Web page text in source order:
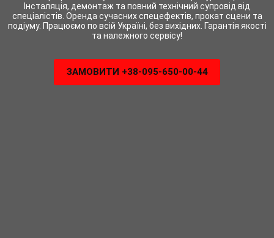
Інсталяція, демонтаж та повний технічний супровід від
спеціалістів. Оренда сучасних спецефектів, прокат сцени та
подіуму. Працюємо по всій Україні, без вихідних. Гарантія якості
та належного сервісу!
ЗАМОВИТИ +38-095-650-00-44